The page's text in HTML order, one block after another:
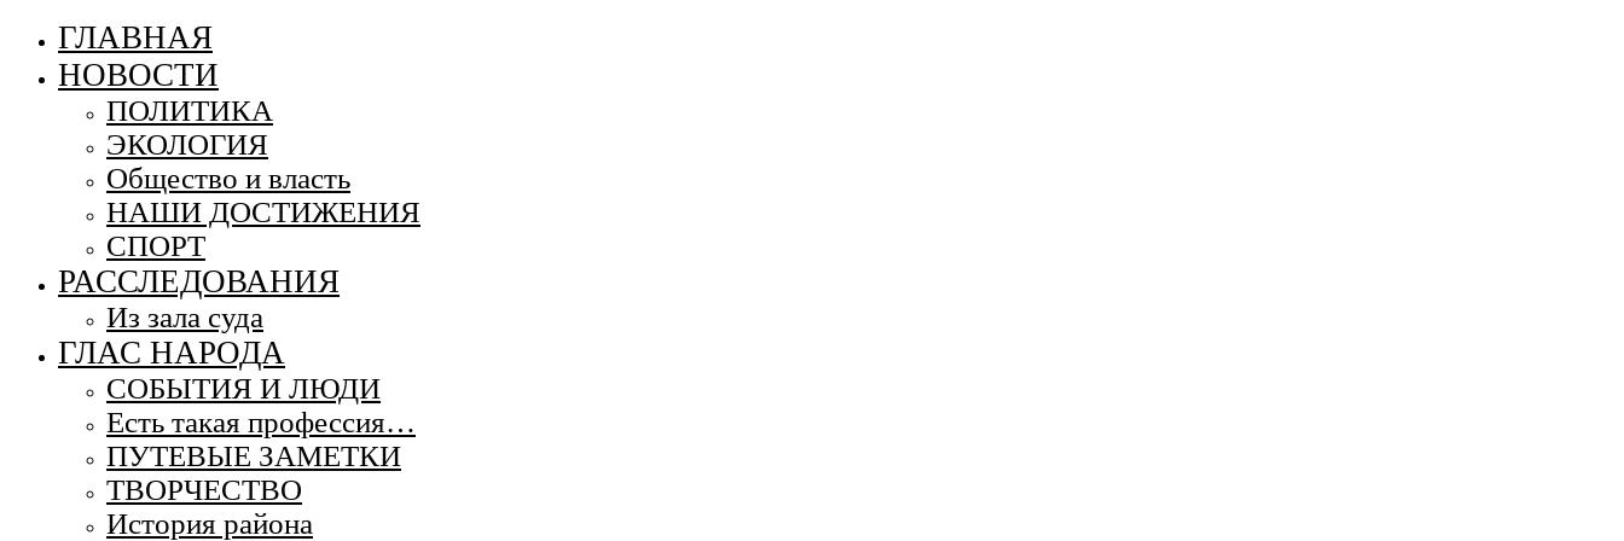
ГЛАВНАЯ
НОВОСТИ
ПОЛИТИКА
ЭКОЛОГИЯ
Общество и власть
НАШИ ДОСТИЖЕНИЯ
СПОРТ
РАССЛЕДОВАНИЯ
Из зала суда
ГЛАС НАРОДА
СОБЫТИЯ И ЛЮДИ
Есть такая профессия…
ПУТЕВЫЕ ЗАМЕТКИ
ТВОРЧЕСТВО
История района